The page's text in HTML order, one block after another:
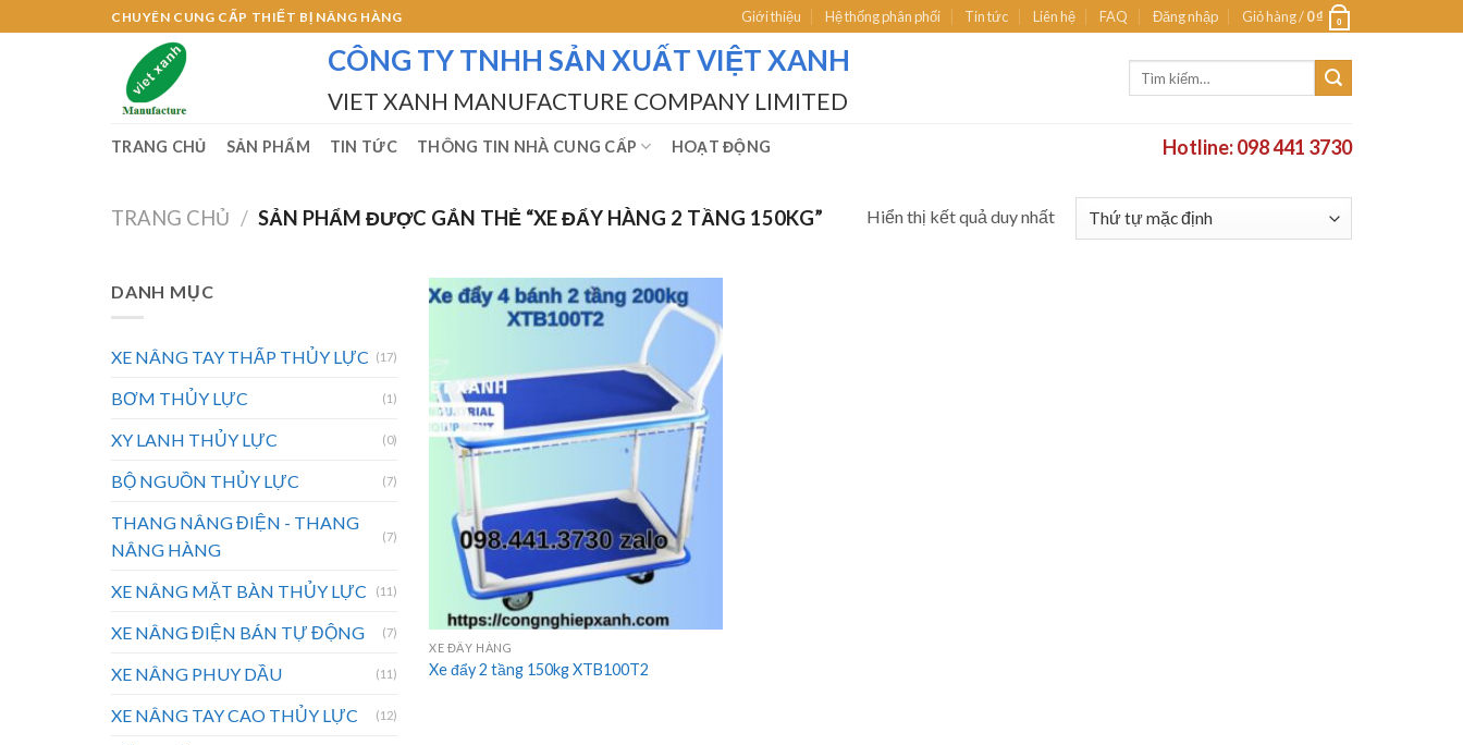
to
CHUYÊN CUNG CẤP THIẾT BỊ NÂNG HÀNG Giới thiệu Hệ thống phân phối Tin tức Liên hệ FAQ Đăng nhập Giỏ hàng /0₫ 0
CÔNG TY TNHH SẢN XUẤT VIỆT XANH
VIET XANH MANUFACTURE COMPANY LIMITED
TRANG CHỦ SẢN PHẨM TIN TỨC THÔNG TIN NHÀ CUNG CẤP HOẠT ĐỘNG Hotline: 098 441 3730
TRANG CHỦ / SẢN PHẨM ĐƯỢC GẮN THẺ “XE ĐẨY HÀNG 2 TẦNG 150KG” Hiển thị kết quả duy nhất
DANH MỤC
XE NÂNG TAY THẤP THỦY LỰC (17)
BƠM THỦY LỰC (1)
XY LANH THỦY LỰC (0)
BỘ NGUỒN THỦY LỰC (7)
THANG NÂNG ĐIỆN - THANG
NÂNG HÀNG
(7)
XE NÂNG MẶT BÀN THỦY LỰC (11)
XE NÂNG ĐIỆN BÁN TỰ ĐỘNG (7)
XE NÂNG PHUY DẦU (11)
XE NÂNG TAY CAO THỦY LỰC (12)
XE ĐẨY HÀNG
Xe đẩy 2 tầng 150kg XTB100T2